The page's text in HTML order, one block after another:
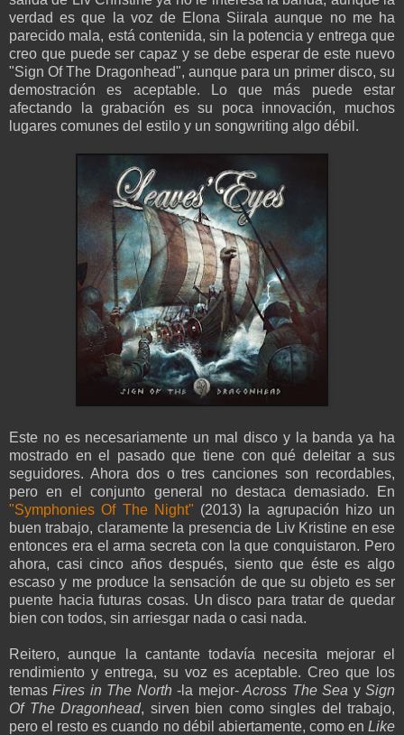
verdad es que la voz de Elona Siirala aunque no me ha
parecido mala, está contenida, sin la potencia y entrega que
creo que puede ser capaz y se debe esperar de este nuevo
"Sign Of The Dragonhead", aunque para un primer disco, su
demostración es aceptable. Lo que más puede estar
afectando la grabación es su poca innovación, muchos
lugares comunes del estilo y un songwriting algo débil.
Este no es necesariamente un mal disco y la banda ya ha
mostrado en el pasado que tiene con qué deleitar a sus
seguidores. Ahora dos o tres canciones son recordables,
pero en el conjunto general no destaca demasiado. En
"Symphonies Of The Night" (2013) la agrupación hizo un
buen trabajo, claramente la presencia de Liv Kristine en ese
entonces era el arma secreta con la que conquistaron. Pero
ahora, casi cinco años después, siento que éste es algo
escaso y me produce la sensación de que su objeto es ser
puente hacia futuras cosas. Un disco para tratar de quedar
bien con todos, sin arriesgar nada o casi nada.
Reitero, aunque la cantante todavía necesita mejorar el
rendimiento y entrega, su voz es aceptable. Creo que los
temas Fires in The North -la mejor-Across The Sea ySign
Of The Dragonhead, sirven bien como singles del trabajo,
pero el resto es cuando no débil abiertamente, como en Like